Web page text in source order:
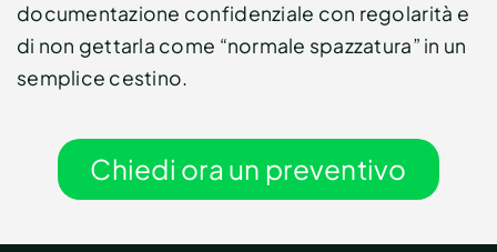
documentazione confidenziale con regolarità e
di non gettarla come “normale spazzatura” in un
semplice cestino.
Chiedi ora un preventivo